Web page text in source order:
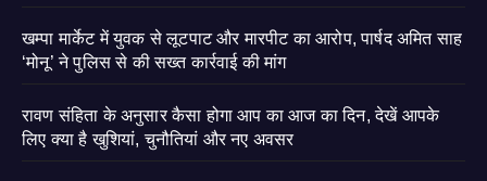
खम्पा मार्केट में युवक से लूटपाट और मारपीट का आरोप, पार्षद अमित साह
‘मोनू’ ने पुलिस से की सख्त कार्रवाई की मांग
रावण संहिता के अनुसार कैसा होगा आप का आज का दिन, देखें आपके
लिए क्या है खुशियां, चुनौतियां और नए अवसर